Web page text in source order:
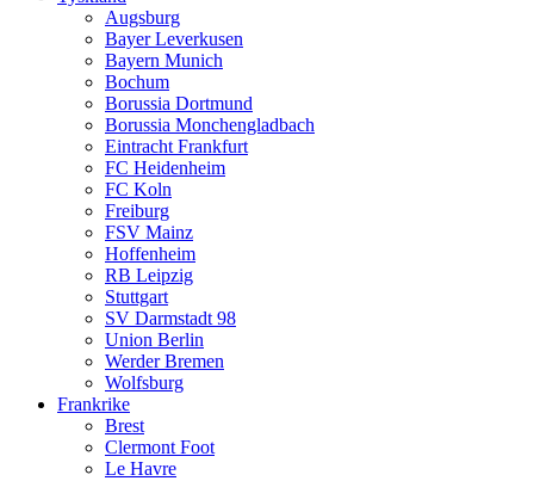
Augsburg
Bayer Leverkusen
Bayern Munich
Bochum
Borussia Dortmund
Borussia Monchengladbach
Eintracht Frankfurt
FC Heidenheim
FC Koln
Freiburg
FSV Mainz
Hoffenheim
RB Leipzig
Stuttgart
SV Darmstadt 98
Union Berlin
Werder Bremen
Wolfsburg
Frankrike
Brest
Clermont Foot
Le Havre